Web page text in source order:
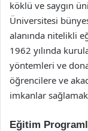
köklü ve saygın
Üniversitesi
alanında nitelikli
1962 yılında
yöntemleri ve
öğrencilere ve
imkanlar
Eğitim